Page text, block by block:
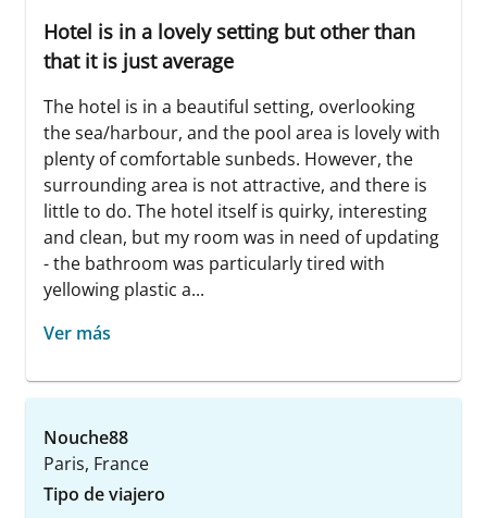
Hotel is in a lovely setting but other than
that it is just average
The hotel is in a beautiful setting, overlooking
the sea/harbour, and the pool area is lovely with
plenty of comfortable sunbeds. However, the
surrounding area is not attractive, and there is
little to do. The hotel itself is quirky, interesting
and clean, but my room was in need of updating
- the bathroom was particularly tired with
yellowing plastic a...
Ver más
Nouche88
Paris, France
Tipo de viajero